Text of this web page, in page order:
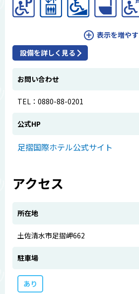
表示を増やす
設備を詳しく見る
お問い合わせ
TEL：0880-88-0201
公式HP
足摺国際ホテル公式サイト
アクセス
所在地
土佐清水市足摺岬662
駐車場
あり